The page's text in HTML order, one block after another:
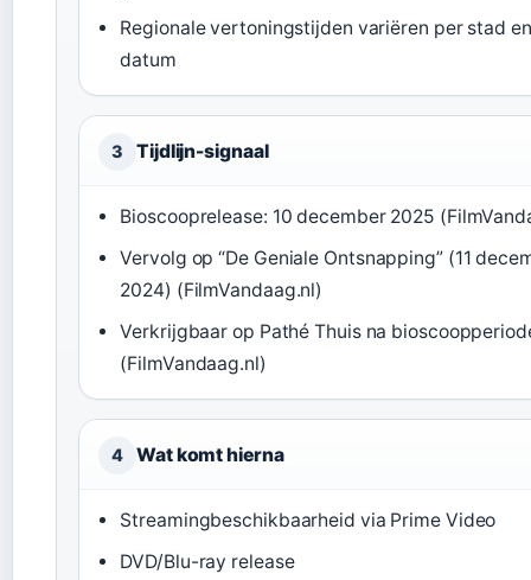
Regionale vertoningstijden variëren per stad en
datum
3 Tijdlijn-signaal
Bioscooprelease: 10 december 2025
Vervolg op “De Geniale Ontsnapping” (11
2024) (FilmVandaag.nl)
Verkrijgbaar op Pathé Thuis na
(FilmVandaag.nl)
4 Wat komt hierna
Streamingbeschikbaarheid via Prime Video
DVD/Blu-ray release